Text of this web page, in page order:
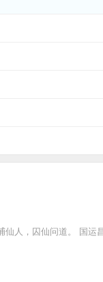
人，囚仙问道。 国运